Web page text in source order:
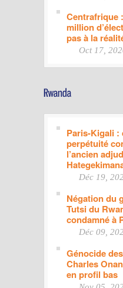
Centrafrique
million
pas à la
Oct 17,
Paris-Kigali :
perpétuité
l’ancien
Déc 19,
Négation du
Tutsi du
condamné à
Déc 09,
Génocide
Charles
en profil bas